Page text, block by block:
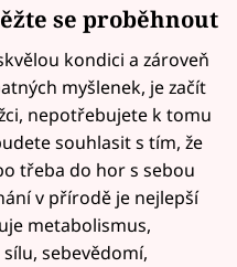
se proběhnout
kondici a zároveň
myšlenek, je začít
nepotřebujete k tomu
souhlasit s tím, že
třeba do hor s sebou
v přírodě je nejlepší
metabolismus,
sebevědomí,